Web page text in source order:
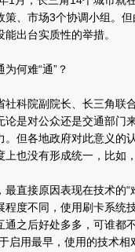
策、市场3个协调小组。
能出台实质性的举措。
何难“通”？
院副院长、长三角联合
论是对公众还是交通部门
。但各地政府对此意义的
上也没有形成统一，比如
接原因表现在技术的“
程度不同，使用刷卡系统
通之后好处多多，可谁都
启用最早，使用的技术相